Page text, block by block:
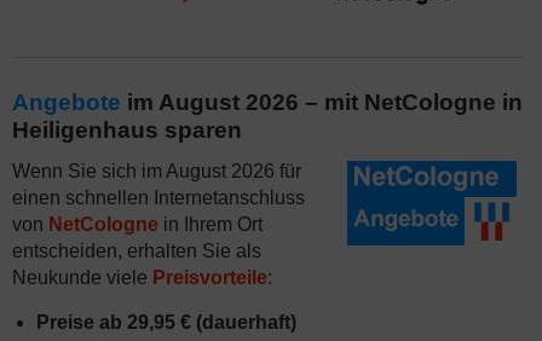
Angebote im August 2026 – mit NetCologne in
Heiligenhaus sparen
Wenn Sie sich im August 2026 für
einen schnellen Internetanschluss
von NetCologne in Ihrem Ort
entscheiden, erhalten Sie als
Neukunde viele Preisvorteile:
Preise ab 29,95 € (dauerhaft)